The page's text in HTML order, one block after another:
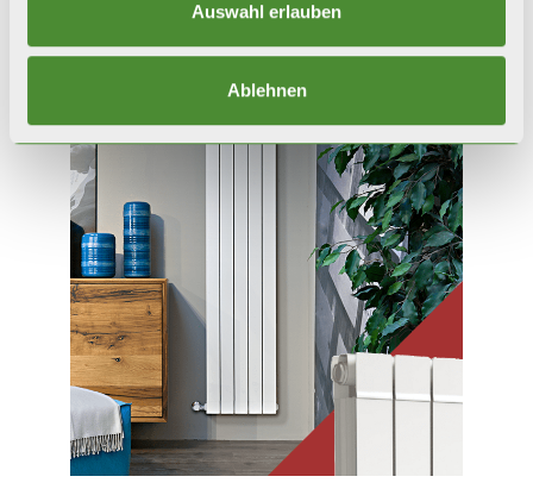
Auswahl erlauben
Ablehnen
Dekorative Heizkörper